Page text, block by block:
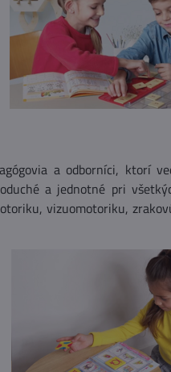
a odborníci, ktorí
a jednotné pri
vizuomotoriku,